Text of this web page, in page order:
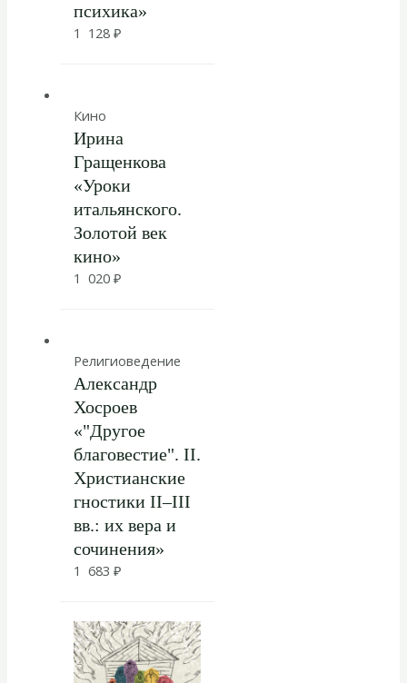
психика»
1 128 ₽
Кино
Ирина
Гращенкова
«Уроки
итальянского.
Золотой век
кино»
1 020 ₽
Религиоведение
Александр
Хосроев
«"Другое
благовестие". II.
Христианские
гностики II–III
вв.: их вера и
сочинения»
1 683 ₽